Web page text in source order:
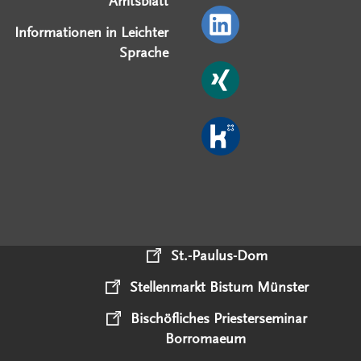
Informationen in Leichter
Sprache
St.-Paulus-Dom
Stellenmarkt Bistum Münster
Bischöfliches Priesterseminar
Borromaeum